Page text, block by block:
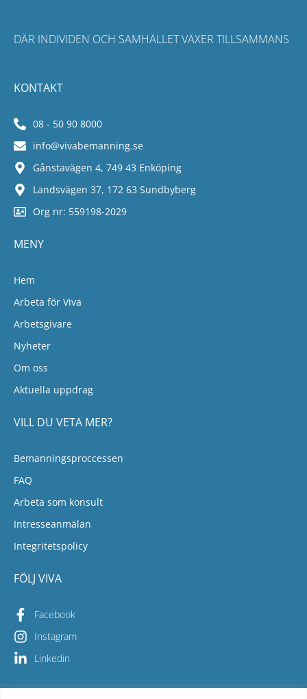
DÄR INDIVIDEN OCH SAMHÄLLET VÄXER TILLSAMMANS
KONTAKT
08 - 50 90 8000
info@vivabemanning.se
Gånstavägen 4, 749 43 Enköping
Landsvägen 37, 172 63 Sundbyberg
Org nr: 559198-2029
MENY
Hem
Arbeta för Viva
Arbetsgivare
Nyheter
Om oss
Aktuella uppdrag
VILL DU VETA MER?
Bemanningsproccessen
FAQ
Arbeta som konsult
Intresseanmälan
Integritetspolicy
FÖLJ VIVA
Facebook
Instagram
Linkedin